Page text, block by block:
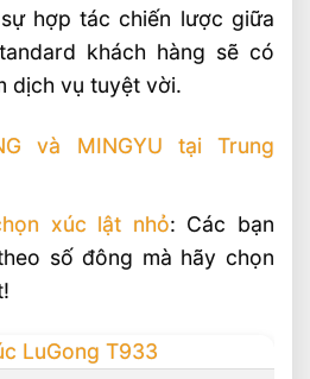
hợp tác chiến lược giữa
khách hàng sẽ có
dịch vụ tuyệt vời.
và MINGYU tại Trung
xúc lật nhỏ: Các bạn
số đông mà hãy chọn